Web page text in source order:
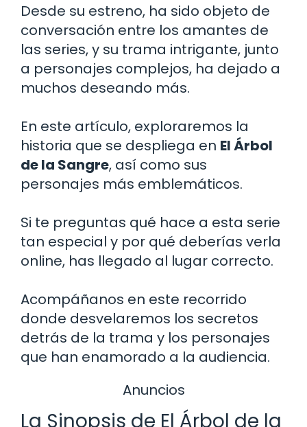
Desde su estreno, ha sido objeto de
conversación entre los amantes de
las series, y su trama intrigante, junto
a personajes complejos, ha dejado a
muchos deseando más.
En este artículo, exploraremos la
historia que se despliega en El Árbol
de la Sangre, así como sus
personajes más emblemáticos.
Si te preguntas qué hace a esta serie
tan especial y por qué deberías verla
online, has llegado al lugar correcto.
Acompáñanos en este recorrido
donde desvelaremos los secretos
detrás de la trama y los personajes
que han enamorado a la audiencia.
Anuncios
La Sinopsis de El Árbol de la